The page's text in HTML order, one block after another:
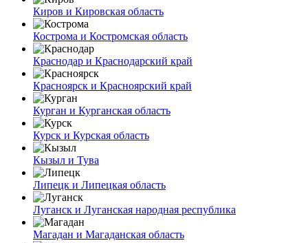
Киров и Кировская область
Кострома и Костромская область
Краснодар и Краснодарский край
Красноярск и Красноярский край
Курган и Курганская область
Курск и Курская область
Кызыл и Тува
Липецк и Липецкая область
Луганск и Луганская народная республика
Магадан и Магаданская область